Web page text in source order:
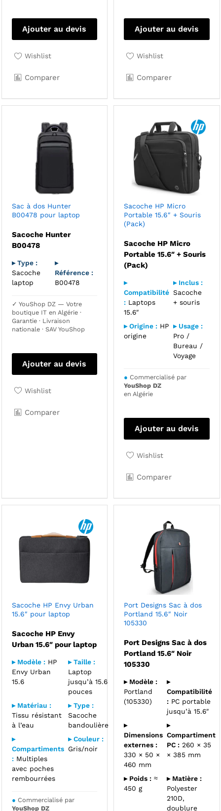
Ajouter au devis
Wishlist
Comparer
Ajouter au devis
Wishlist
Comparer
Sac à dos Hunter
B00478 pour laptop
Sacoche Hunter
B00478
▸ Type :
Sacoche
laptop
▸
Référence :
B00478
✓ YouShop DZ — Votre
boutique IT en Algérie ·
Garantie · Livraison
nationale · SAV YouShop
Ajouter au devis
Wishlist
Comparer
Sacoche HP Micro
Portable 15.6″ + Souris
(Pack)
Sacoche HP Micro
Portable 15.6″ + Souris
(Pack)
▸
Compatibilité
: Laptops
15.6″
▸ Inclus :
Sacoche
+ souris
▸ Origine : HP
origine
▸ Usage :
Pro /
Bureau /
Voyage
● Commercialisé par
YouShop DZ
en Algérie
Ajouter au devis
Wishlist
Comparer
Sacoche HP Envy Urban
15.6″ pour laptop
Sacoche HP Envy
Urban 15.6″ pour laptop
▸ Modèle :HP
Envy Urban
15.6
▸ Taille :
Laptop
jusqu’à 15.6
pouces
▸ Matériau :
Tissu résistant
à l’eau
▸ Type :
Sacoche
bandoulière
▸
Compartiments
:Multiples
avec poches
rembourrées
▸ Couleur :
Gris/noir
● Commercialisé par
YouShop DZ
Port Designs Sac à dos
Portland 15.6″ Noir
105330
Port Designs Sac à dos
Portland 15.6″ Noir
105330
▸ Modèle :
Portland
(105330)
▸
Compatibilité
: PC portable
jusqu’à 15.6″
▸
Dimensions
externes :
330 × 50 ×
460 mm
▸
Compartiment
PC : 260 × 35
× 385 mm
▸ Poids : ≈
450 g
▸ Matière :
Polyester
210D,
doublure